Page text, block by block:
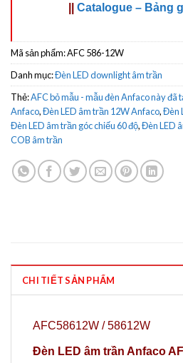
Catalogue – Bảng
Mã sản phẩm:AFC 586-12W
Danh mục:Đèn LED downlight âm trần
Thẻ:AFC bỏ mẫu - mẫu đèn Anfaco này đã
Anfaco,Đèn LED âm trần 12W Anfaco,Đèn
Đèn LED âm trần góc chiếu 60 độ,Đèn LED
COB âm trần
CHI TIẾT SẢN PHẨM
AFC58612W / 58612W
Đèn LED âm trần Anfaco